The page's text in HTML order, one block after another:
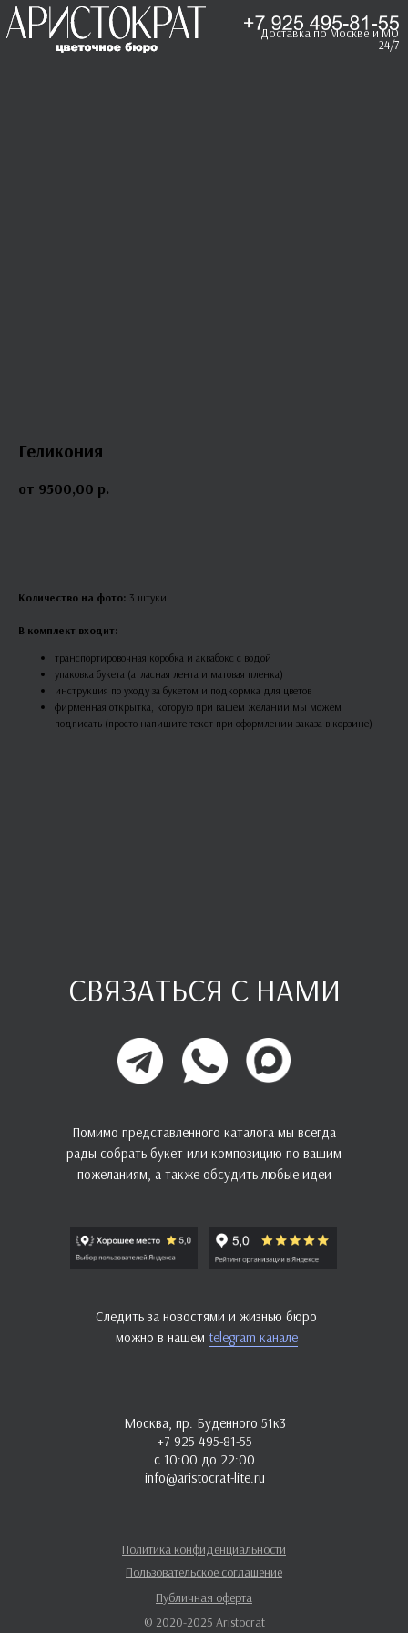
Доставка по Москве и МО
24/7
Геликония
9500,00 р.
Количество на фото: 3 штуки
В комплект входит:
транспортировочная коробка и аквабокс с водой
упаковка букета (атласная лента и матовая пленка)
инструкция по уходу за букетом и подкормка для цветов
фирменная открытка, которую при вашем желании мы можем
подписать (просто напишите текст при оформлении заказа в корзине)
Москва, пр. Буденного 51к3
+7 925 495-81-55
с 10:00 до 22:00
info@aristocrat-lite.ru
© 2020-2025 Aristocrat
Публичная оферта
Пользовательское соглашение
Политика конфиденциальности
СВЯЗАТЬСЯ С НАМИ
Помимо представленного каталога мы всегда
рады собрать букет или композицию по вашим
пожеланиям, а также обсудить любые идеи
Следить за новостями и жизнью бюро
можно в нашем telegram канале